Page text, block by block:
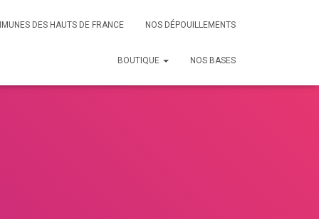
DES HAUTS DE FRANCE NOS DÉPOUILLEMENTS
BOUTIQUE NOS BASES